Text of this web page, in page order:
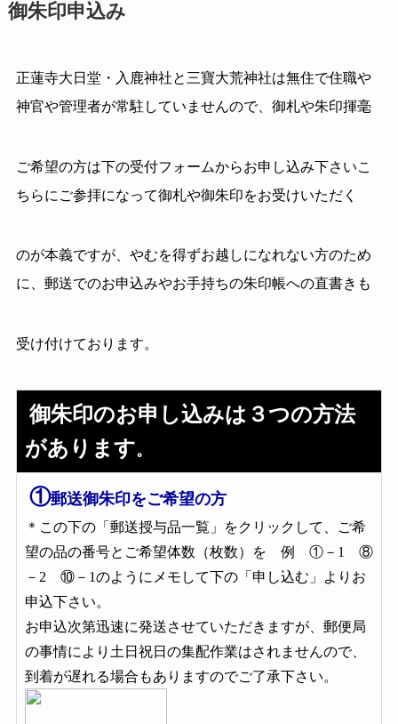
御朱印申込み
正蓮寺大日堂・入鹿神社と三寶大荒神社は無住で住職や
神官や管理者が常駐していませんので、御札や朱印揮毫
ご希望の方は下の受付フォームからお申し込み下さいこ
ちらにご参拝になって御札や御朱印をお受けいただく
のが本義ですが、やむを得ずお越しになれない方のため
に、郵送でのお申込みやお手持ちの朱印帳への直書きも
受け付けております。
御朱印のお申し込みは３つの方法
があります。
①郵送御朱印をご希望の方
＊この下の「郵送授与品一覧」をクリックして、ご希
望の品の番号とご希望体数（枚数）を 例 ①－1 ⑧
－2 ⑩－1のようにメモして下の「申し込む」よりお
申込下さい。
お申込次第迅速に発送させていただきますが、郵便局
の事情により土日祝日の集配作業はされませんので、
到着が遅れる場合もありますのでご了承下さい。